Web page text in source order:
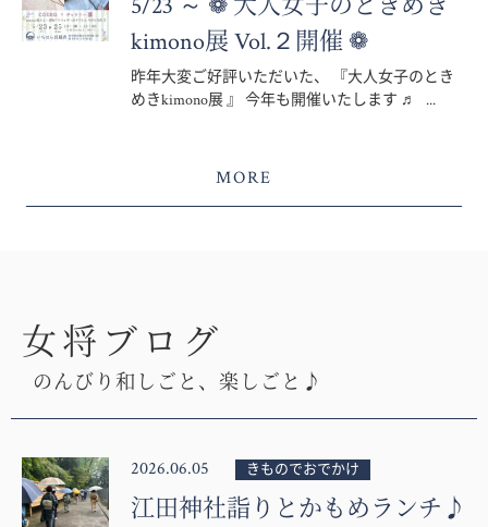
kimono展 Vol.２開催 ❁
昨年大変ご好評いただいた、 『大人女子のとき
めきkimono展 』 今年も開催いたします ♬ ...
MORE
女将ブログ
のんびり和しごと、楽しごと♪
2026.06.05 きものでおでかけ
江田神社詣りとかもめランチ♪